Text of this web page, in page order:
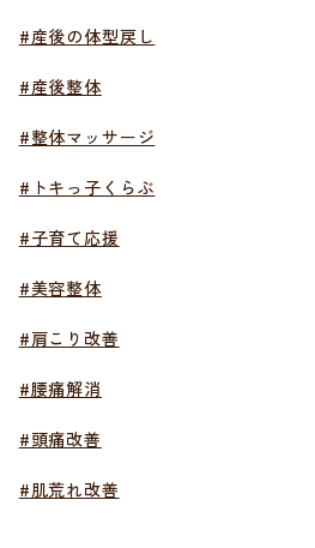
#産後の体型戻し
#産後整体
#整体マッサージ
#トキっ子くらぶ
#子育て応援
#美容整体
#肩こり改善
#腰痛解消
#頭痛改善
#肌荒れ改善